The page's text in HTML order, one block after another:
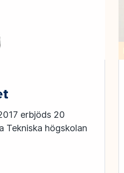
erbjöds 20
Tekniska högskolan